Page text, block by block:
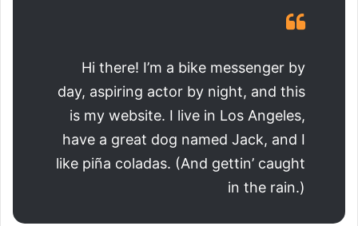
Hi there! I’m a bike messenger by
day, aspiring actor by night, and this
is my website. I live in Los Angeles,
have a great dog named Jack, and I
like piña coladas. (And gettin’ caught
in the rain.)